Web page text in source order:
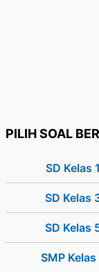
PILIH SOAL
SD Kelas 1
SD Kelas
SD Kelas
SMP Kelas